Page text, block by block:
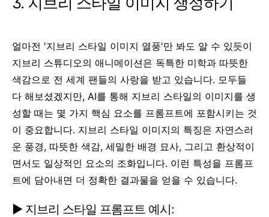
얼마전 '지브리 스타일 이미지 열풍'만 봐도 알 수 있듯이
지브리 스튜디오의 애니메이션은 독특한 미학과 따뜻한
색감으로 전 세계 팬들의 사랑을 받고 있습니다. 모두들
다 해보셨겠지만, AI를 통해 지브리 스타일의 이미지를 생
성할 때는 몇 가지 핵심 요소를 프롬프트에 포함시키는 것
이 중요합니다. 지브리 스타일 이미지의 특징은 자연스러
운 풍경, 따뜻한 색감, 세밀한 배경 묘사, 그리고 환상적이
면서도 일상적인 요소의 조화입니다. 이런 특성을 프롬프
트에 담아내면 더 정확한 결과물을 얻을 수 있습니다.
▶ 지브리 스타일 프롬프트 예시: